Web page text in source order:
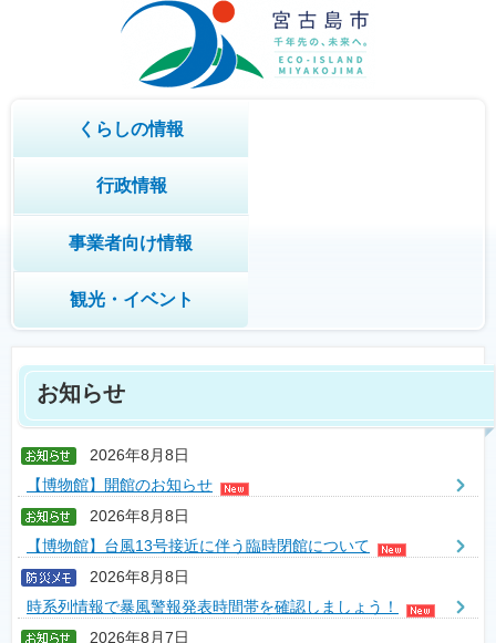
くらしの情報
行政情報
事業者向け情報
観光・イベント
お知らせ
2026年8月8日
【博物館】開館のお知らせ
2026年8月8日
【博物館】台風13号接近に伴う臨時閉館について
2026年8月8日
時系列情報で暴風警報発表時間帯を確認しましょう！
2026年8月7日